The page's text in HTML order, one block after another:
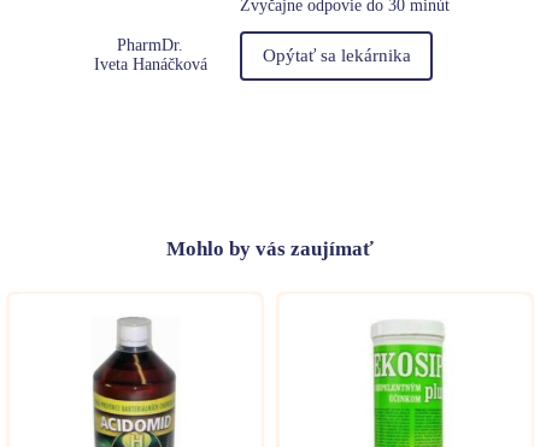
PharmDr.
Iveta Hanáčková
Zvyčajne odpovie do 30 minút
Opýtať sa lekárnika
Mohlo by vás zaujímať